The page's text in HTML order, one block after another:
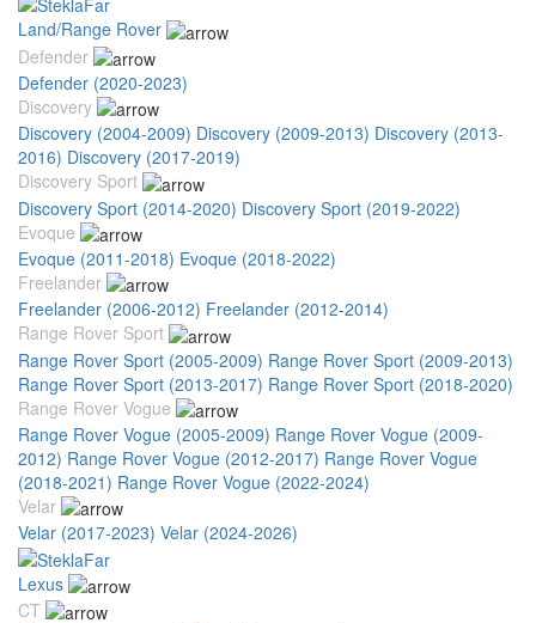
Land/Range Rover
Defender
Defender (2020-2023)
Discovery
Discovery (2004-2009) Discovery (2009-2013) Discovery (2013-
2016) Discovery (2017-2019)
Discovery Sport
Discovery Sport (2014-2020) Discovery Sport (2019-2022)
Evoque
Evoque (2011-2018) Evoque (2018-2022)
Freelander
Freelander (2006-2012) Freelander (2012-2014)
Range Rover Sport
Range Rover Sport (2005-2009) Range Rover Sport (2009-2013)
Range Rover Sport (2013-2017) Range Rover Sport (2018-2020)
Range Rover Vogue
Range Rover Vogue (2005-2009) Range Rover Vogue (2009-
2012) Range Rover Vogue (2012-2017) Range Rover Vogue
(2018-2021) Range Rover Vogue (2022-2024)
Velar
Velar (2017-2023) Velar (2024-2026)
Lexus
CT